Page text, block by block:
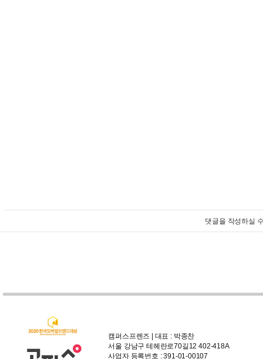
댓글을 작성하실
캠퍼스프렌즈 | 대표 : 박종찬
서울 강남구 테헤란로70길12 402-418A
사업자 등록번호 : 391-01-00107